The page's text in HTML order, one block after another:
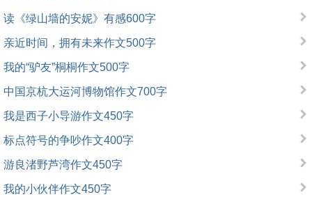
读《绿山墙的安妮》有感600字
亲近时间，拥有未来作文500字
我的“驴友”桐桐作文500字
中国京杭大运河博物馆作文700字
我是西子小导游作文450字
标点符号的争吵作文400字
游良渚野芦湾作文450字
我的小伙伴作文450字